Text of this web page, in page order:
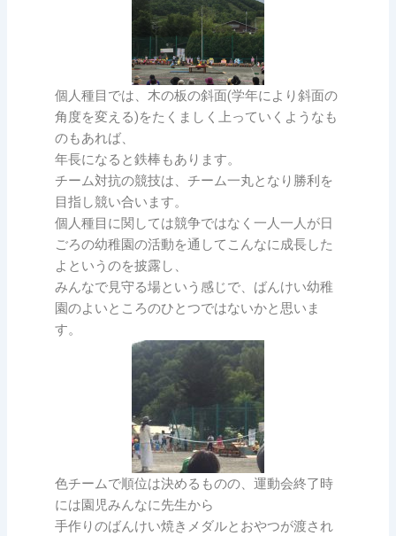
個人種目では、木の板の斜面(学年により斜面の
角度を変える)をたくましく上っていくようなも
のもあれば、
年長になると鉄棒もあります。
チーム対抗の競技は、チーム一丸となり勝利を
目指し競い合います。
個人種目に関しては競争ではなく一人一人が日
ごろの幼稚園の活動を通してこんなに成長した
よというのを披露し、
みんなで見守る場という感じで、ばんけい幼稚
園のよいところのひとつではないかと思いま
す。
色チームで順位は決めるものの、運動会終了時
には園児みんなに先生から
手作りのばんけい焼きメダルとおやつが渡され